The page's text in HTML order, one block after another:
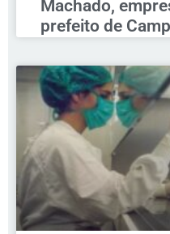
Machado,
prefeito de